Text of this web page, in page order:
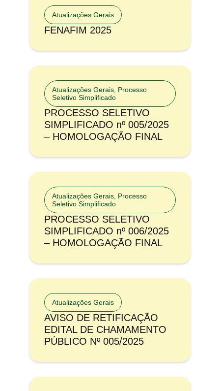
Atualizações Gerais
FENAFIM 2025
Atualizações Gerais Processo
Seletivo Simplificado
PROCESSO SELETIVO
SIMPLIFICADO nº 005/2025
– HOMOLOGAÇÃO FINAL
Atualizações Gerais Processo
Seletivo Simplificado
PROCESSO SELETIVO
SIMPLIFICADO nº 006/2025
– HOMOLOGAÇÃO FINAL
Atualizações Gerais
AVISO DE RETIFICAÇÃO
EDITAL DE CHAMAMENTO
PÚBLICO Nº 005/2025